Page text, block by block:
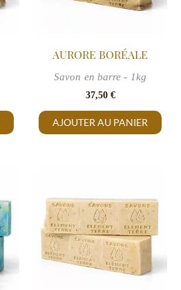
AURORE BORÉALE
Savon en barre - 1kg
37,50 €
AJOUTER AU PANIER